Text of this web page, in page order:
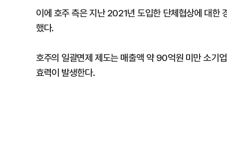
이에 호주 측은 지난 2021년 도입한 단체협상에 대한
했다.
호주의 일괄면제 제도는 매출액 약 90억원 미만 소기
효력이 발생한다.